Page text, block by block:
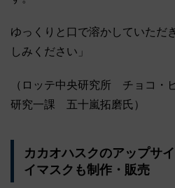
ゆっくりと口で溶かしていただ
しみください」
（ロッテ中央研究所 チョコ・
研究一課 五十嵐拓磨氏）
カカオハスクのアップサ
イマスクも制作・販売